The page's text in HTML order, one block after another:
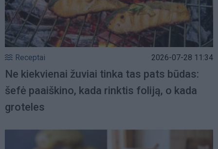
Receptai 2026-07-28 11:34
Ne kiekvienai žuviai tinka tas pats būdas:
šefė paaiškino, kada rinktis foliją, o kada
groteles